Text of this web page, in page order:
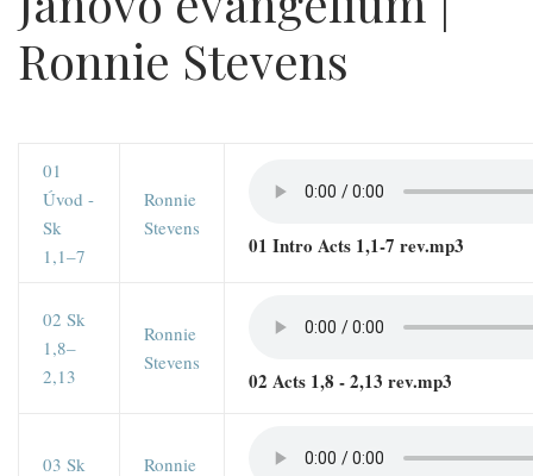
Ronnie Stevens
01
Úvod -
Sk
1,1–7
Ronnie
Stevens
01 Intro Acts 1,1-7 rev.mp3
02 Sk
1,8–
2,13
Ronnie
Stevens
02 Acts 1,8 - 2,13 rev.mp3
03 Sk
Ronnie